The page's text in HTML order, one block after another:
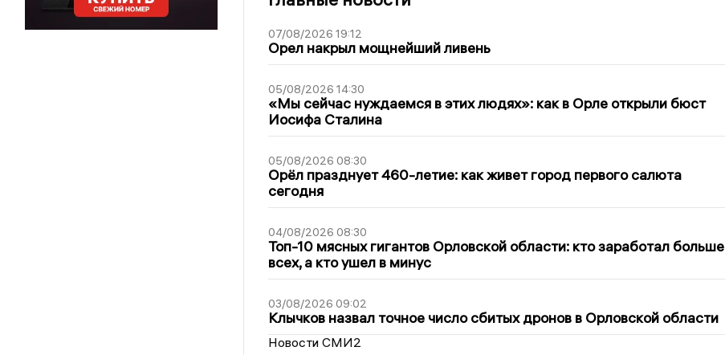
07/08/2026 19:12
Орел накрыл мощнейший ливень
05/08/2026 14:30
«Мы сейчас нуждаемся в этих людях»: как в Орле открыли бюст
Иосифа Сталина
05/08/2026 08:30
Орёл празднует 460-летие: как живет город первого салюта
сегодня
04/08/2026 08:30
Топ-10 мясных гигантов Орловской области: кто заработал больше
всех, а кто ушел в минус
03/08/2026 09:02
Клычков назвал точное число сбитых дронов в Орловской области
Новости СМИ2